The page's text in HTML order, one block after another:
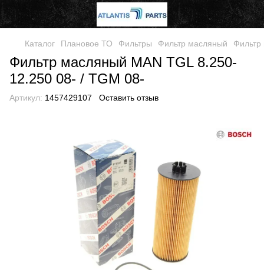
Каталог Плановое ТО Фильтры Фильтр масляный
Фильтр масляный MAN TGL 8.250-
12.250 08- / TGM 08-
Артикул: 1457429107 Оставить отзыв